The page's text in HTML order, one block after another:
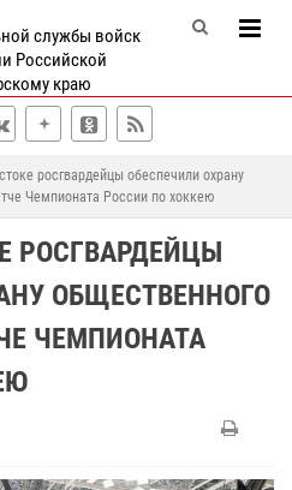
службы войск
Российской
краю
росгвардейцы обеспечили охрану
Чемпионата России по хоккею
РОСГВАРДЕЙЦЫ
ОБЩЕСТВЕННОГО
ЧЕМПИОНАТА